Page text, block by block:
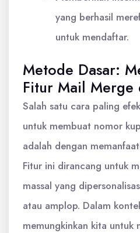
yang berhasil
untuk mendaftar.
Metode Dasar:
Fitur Mail Merge
Salah satu cara paling
untuk membuat nomor
adalah dengan
Fitur ini dirancang untuk
massal yang
atau amplop. Dalam
memungkinkan kita untuk